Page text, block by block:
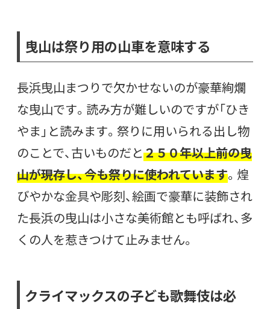
曳山は祭り用の山車を意味する
長浜曳山まつりで欠かせないのが豪華絢爛
な曳山です。読み方が難しいのですが「ひき
やま」と読みます。祭りに用いられる出し物
のことで、古いものだと２５０年以上前の曳
山が現存し、今も祭りに使われています。煌
びやかな金具や彫刻、絵画で豪華に装飾され
た長浜の曳山は小さな美術館とも呼ばれ、多
くの人を惹きつけて止みません。
クライマックスの子ども歌舞伎は必